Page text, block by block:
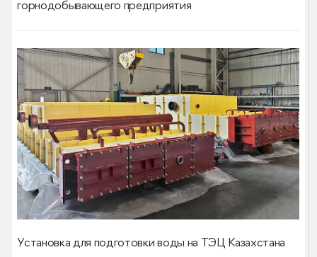
горнодобывающего предприятия
Установка для подготовки воды на ТЭЦ Казахстана